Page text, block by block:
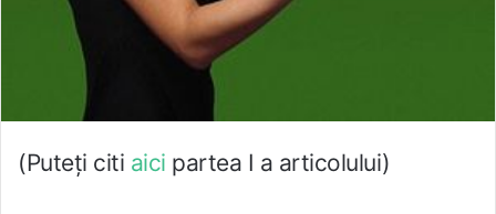
(Puteți citi aici partea I a articolului)